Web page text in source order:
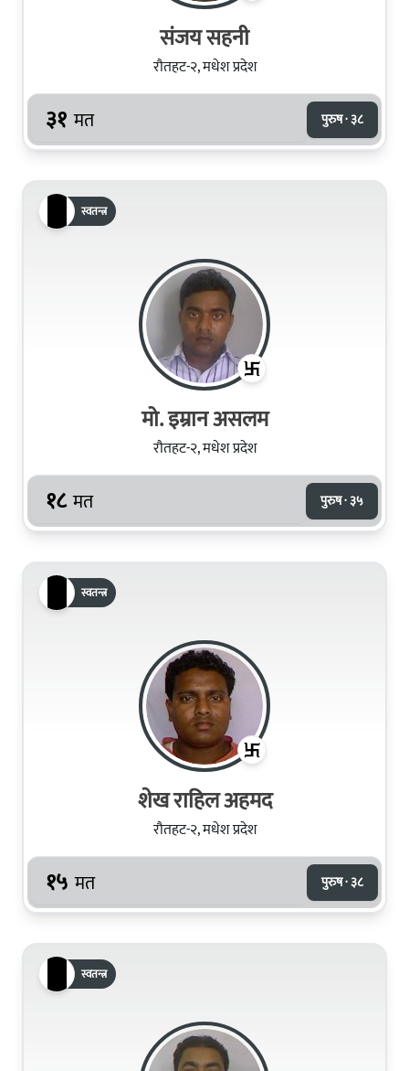
संजय सहनी
रौतहट-२, मधेश प्रदेश
३१ मत पुरुष · ३८
स्वतन्त्र
मो. इम्रान असलम
रौतहट-२, मधेश प्रदेश
१८ मत पुरुष · ३५
स्वतन्त्र
शेख राहिल अहमद
रौतहट-२, मधेश प्रदेश
१५ मत पुरुष · ३८
स्वतन्त्र